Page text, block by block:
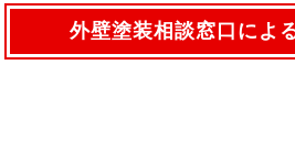
外壁塗装相談窓口によ